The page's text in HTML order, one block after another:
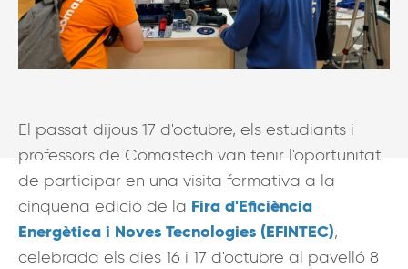
El passat dijous 17 d'octubre, els estudiants i
professors de Comastech van tenir l'oportunitat
de participar en una visita formativa a la
cinquena edició de la Fira d'Eficiència
Energètica i Noves Tecnologies (EFINTEC),
celebrada els dies 16 i 17 d'octubre al pavelló 8